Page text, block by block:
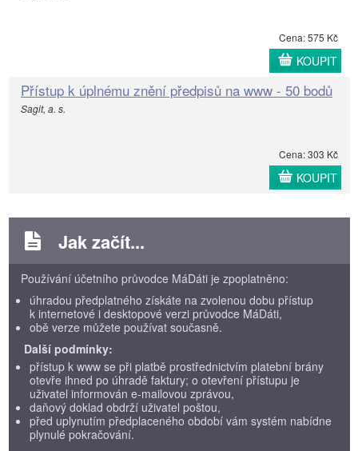
Cena: 575 Kč
KOUPIT
Přístup k úplnému znění předpisů na www - 50 bodů
Sagit, a. s.
Cena: 303 Kč
KOUPIT
Jak začít...
Používání účetního průvodce MáDáti je zpoplatněno:
úhradou předplatného získáte na zvolenou dobu přístup
k internetové i desktopové verzi průvodce MáDáti,
obě verze můžete používat současně.
Další podmínky:
přístup k www se při platbě prostřednictvím platební brány
otevře ihned po úhradě faktury; o otevření přístupu je
uživatel informován e-mailovou zprávou,
daňový doklad obdrží uživatel poštou,
před uplynutím předplaceného období vám systém nabídne
plynulé pokračování.